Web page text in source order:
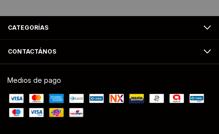
CATEGORÍAS
CONTACTÁNOS
Medios de pago